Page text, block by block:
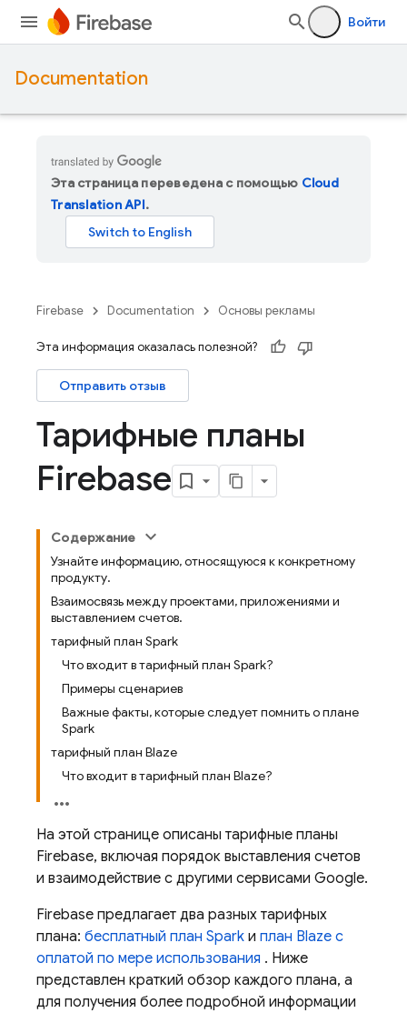
Войти
Documentation
Эта страница переведена с помощью Cloud
Translation API.
Firebase Documentation Основы рекламы
Эта информация оказалась полезной?
Отправить отзыв
Тарифные планы
Firebase
Содержание
Узнайте информацию, относящуюся к конкретному
продукту.
Взаимосвязь между проектами, приложениями и
выставлением счетов.
тарифный план Spark
Что входит в тарифный план Spark?
Примеры сценариев
Важные факты, которые следует помнить о плане
Spark
тарифный план Blaze
Что входит в тарифный план Blaze?
На этой странице описаны тарифные планы
Firebase, включая порядок выставления счетов
и взаимодействие с другими сервисами Google.
Firebase предлагает два разных тарифных
плана: бесплатный план Spark и план Blaze с
оплатой по мере использования . Ниже
представлен краткий обзор каждого плана, а
для получения более подробной информации